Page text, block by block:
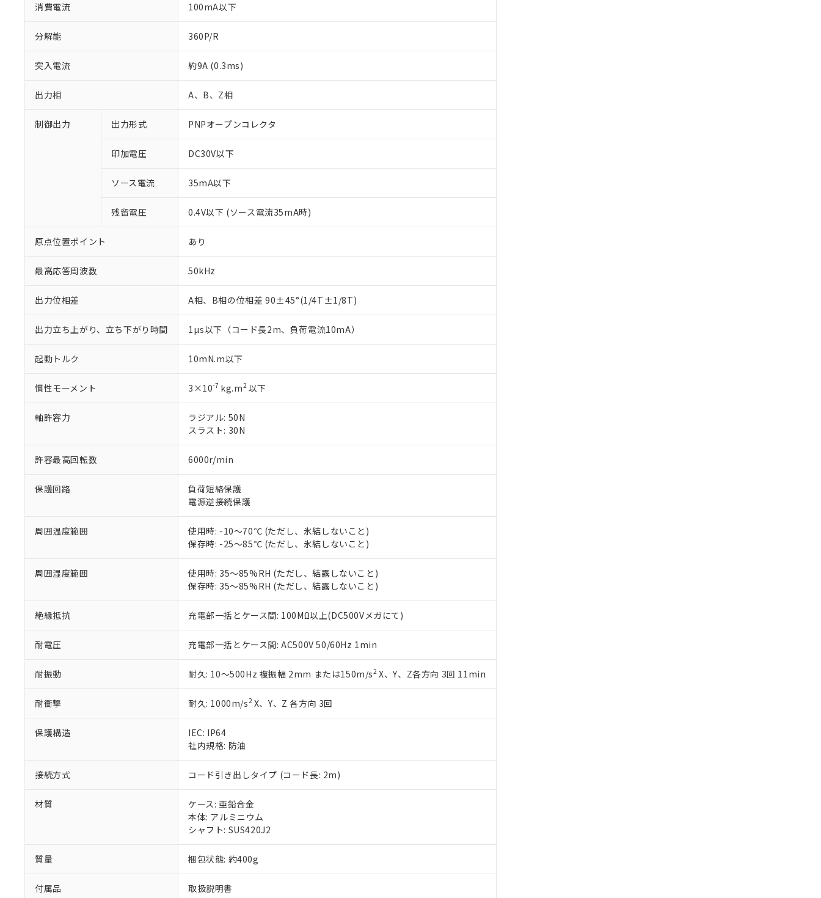
消費電流 100mA以下
分解能 360P/R
突入電流 約9A (0.3ms)
出力相 A、B、Z相
制御出力 出力形式 PNPオープンコレクタ
印加電圧 DC30V以下
ソース電流 35mA以下
残留電圧 0.4V以下 (ソース電流35mA時)
原点位置ポイント あり
最高応答周波数 50kHz
出力位相差 A相、B相の位相差 90±45°(1/4T±1/8T)
出力立ち上がり、立ち下がり時間 1µs以下（コード長2m、負荷電流10mA）
起動トルク 10mN.m以下
慣性モーメント 3×10-7 kg.m2以下
軸許容力
ラジアル: 50N
スラスト: 30N
許容最高回転数 6000r/min
保護回路
負荷短絡保護
電源逆接続保護
周囲温度範囲
使用時: -10～70℃ (ただし、氷結しないこと)
保存時: -25～85℃ (ただし、氷結しないこと)
周囲湿度範囲
使用時: 35～85%RH (ただし、結露しないこと)
保存時: 35～85%RH (ただし、結露しないこと)
絶縁抵抗 充電部一括とケース間: 100MΩ以上(DC500Vメガにて)
耐電圧 充電部一括とケース間: AC500V 50/60Hz 1min
耐振動 耐久: 10～500Hz 複振幅 2mm または150m/s2X、Y、Z各方向 3回 11min
耐衝撃 耐久: 1000m/s2X、Y、Z 各方向 3回
保護構造
IEC: IP64
社内規格: 防油
接続方式 コード引き出しタイプ (コード長: 2m)
材質
ケース: 亜鉛合金
本体: アルミニウム
シャフト: SUS420J2
質量 梱包状態: 約400g
付属品 取扱説明書
ご利用条件
以下の条件をお読みいただき、同意のうえご利用ください。
くものです。
当社制御機器事業取扱商品の中には、本サービスの対象外となる商品もあることをご了承ください。
在庫状況および標準価格照会結果は、記載している更新日時点での社内データに基づき作成されるも
のであり、閲覧された時点での実際の在庫および標準価格とは異なる場合があることをご了承くださ
い。
正式な納期状況および標準価格はお客様のお取引先、またはお客様担当のオムロン制御機器販売店・
在庫状況および標準価格結果を当社の事前の承諾なく第三者に漏洩または開示しないようお願いしま
す。
マイパーツ機能（部品リスト作成サービス）をご利用いただくには、I-Webメンバーズにご登録され
ている必要があります。
お客様が当ウェブサイト上で当社にご登録された部品リストについて、当社および当社の共同利用者
が、当社の製品・サービスに関するお客様との取引・商談に必要な範囲で利用することをご了承くだ
さい。
※当社の共同利用者とは、"個人情報の共同利用に関して"
対応済み：EU RoHS指令（10物質）の非含有に対応した製品が提供可能な商品です。
対応予定：EU RoHS指令（10物質）の非含有に対応した製品に切り替える予定のある商品です。
対応予定なし：EU RoHS指令（10物質）の非含有に非対応の商品で、対応品を出す予定はありません。
調査・確認中：EU RoHS指令（10物質）の非含有の対応状況を調査中または確認中の商品です。
非該当品：ライセンス料など無形物で、有害物質有無と関係のない商品です。
仕入先様の事情により、非含有部品としていたものが、含有品と判明した場合などやむを得ず変更すること
があります。
鉛(Pb) 1000ppm以下、 水銀(Hg) 1000ppm以下、 カドミウム(Cd) 100ppm以下、
ル（DBP） 1000ppm以下、フタル酸ジイソブチル (DIBP) 1000ppm以下
但し、RoHS指令で産業用監視および制御機器に対する適用除外項目は除く。
フタル酸エステル類の４物質については閾値を超える意図的な使用がないことを確認しています。
※2 対応予定月
部品在庫の切り替え状況などにより、予定月が前後することがあります。
※3 非含有証明書ダウンロード
下記の非含有証明書をダウンロードすることができます。
EU RoHS指令（10物質）の非含有証明書
51物質の非含有証明書（当社基準）
※本証明書は発行日時点で非含有を証明するもので、過去に遡って非含有を証明するものではありません。
混在することから備考欄に対応日を記載しておりました。
既に当社にて対応品への在庫切替を完了していることから、特段のことがない限り、2022年1月12日よ
り割愛しております。
※1 中国RoHS○×表
「○」：最大均質材料含有率が中国RoHSの基準値以下であることを示します。
「×」：最大均質材料含有率が中国RoHSの基準値を超えていることを示します。
「－」：未確認です。当社販売部門へお問い合わせください。
*中国RoHS10物質の基準値 (GB/T26572)：
Pb(鉛) :1000ppm、 Hg(水銀) : 1000ppm、 Cd(カドミウム) : 100ppm、
Cr(Ⅵ)(六価クロム) : 1000ppm、 PBBs(ポリ臭化ビフェニル類) : 1000ppm、 PBDEs(ポリ臭化ジフェニルエーテル類) : 1000ppm、
※2 環境保護使用期限
味します。
「－」：未確認です。当社販売部門へお問い合わせください。
当社は、これら貴社製品のうち、外国為替および外国貿易法に定める商品（以下｢規制貨物等」とい
う）を輸出または国外への提供する場合は、日本国政府の輸出許可(または役務取引許可)を取得する
などの必要な手続きをとります。
当社は規制貨物を破棄する場合は、完全に破砕するなど、違法に輸出されないよう必要な手段を講じ
ます。
当社は貴社製品を、核兵器、ミサイル、化学兵器、生物兵器またはその他武器並びにこれらの製造装
置等に一切使用いたしません。
また当社は、販売先および販売に係わる関係者が違法に輸出するおそれがある場合は、取り引きをい
たしません。
合意する キャンセル
－
在庫なし(最新の在庫状況については、お客様のお取引先、またはお客様担当のオムロン制御
空
受注生産機種、また在庫状況の情報を公開していない機種